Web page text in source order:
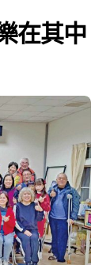
在其中